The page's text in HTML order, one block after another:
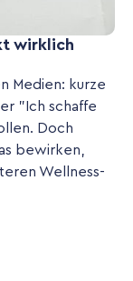
wirklich
Medien: kurze
"Ich schaffe
Doch
bewirken,
Wellness-